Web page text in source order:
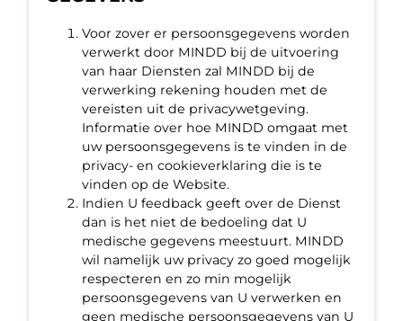
Voor zover er persoonsgegevens worden
verwerkt door MINDD bij de uitvoering
van haar Diensten zal MINDD bij de
verwerking rekening houden met de
vereisten uit de privacywetgeving.
Informatie over hoe MINDD omgaat met
uw persoonsgegevens is te vinden in de
privacy- en cookieverklaring die is te
vinden op de Website.
Indien U feedback geeft over de Dienst
dan is het niet de bedoeling dat U
medische gegevens meestuurt. MINDD
wil namelijk uw privacy zo goed mogelijk
respecteren en zo min mogelijk
persoonsgegevens van U verwerken en
geen medische persoonsgegevens van U